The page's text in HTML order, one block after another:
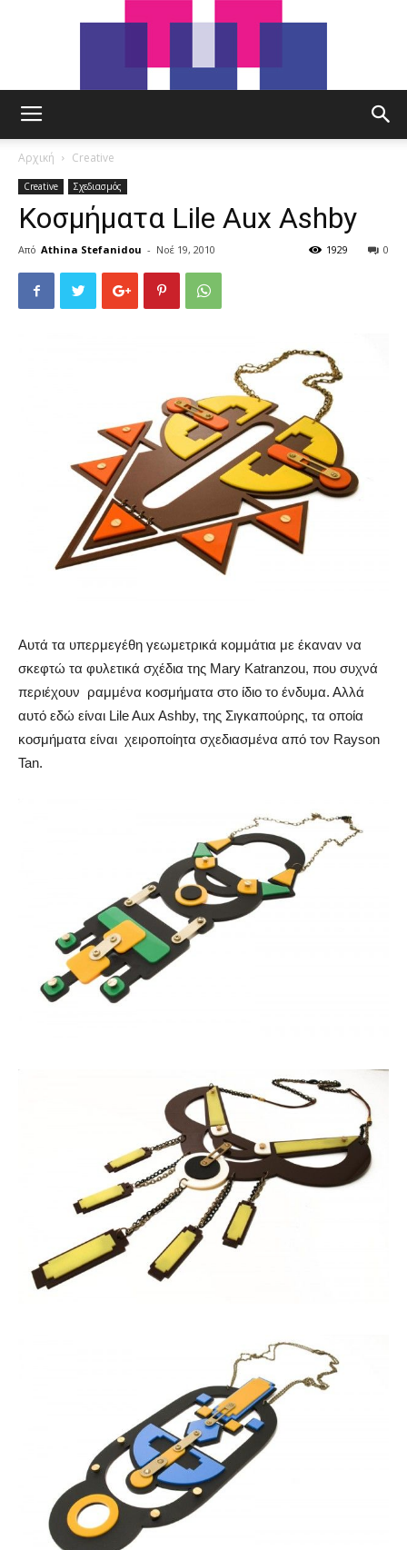
Αρχική Creative
Creative Σχεδιασμός
Κοσμήματα Lile Aux Ashby
Από Athina Stefanidou - Νοέ 19, 2010 0
1929
Αυτά τα υπερμεγέθη γεωμετρικά κομμάτια με έκαναν να
σκεφτώ τα φυλετικά σχέδια της Mary Katranzou, που συχνά
περιέχουν ραμμένα κοσμήματα στο ίδιο το ένδυμα. Αλλά
αυτό εδώ είναι Lile Aux Ashby, της Σιγκαπούρης, τα οποία
κοσμήματα είναι χειροποίητα σχεδιασμένα από τον Rayson
Tan.